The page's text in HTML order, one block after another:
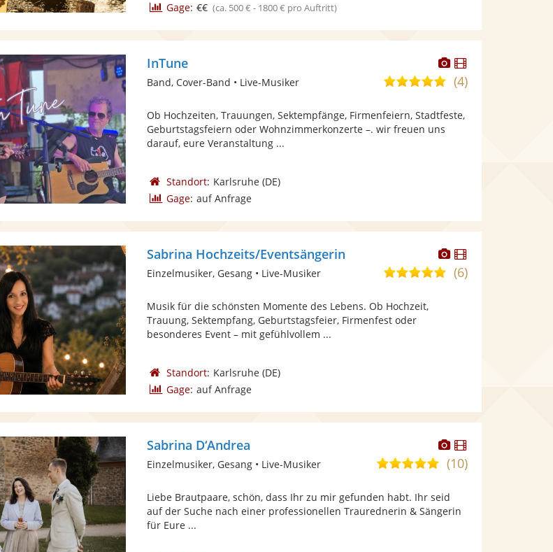
Gage: €€ (ca. 500 € - 1800 € pro Auftritt)
Dieser
Künstler
stellt
bereit.
Dieser
Künstler
InTune
4,9
5
(4)
Band, Cover-Band • Live-Musiker
Ob Hochzeiten, Trauungen, Sektempfänge, Firmenfeiern, Stadtfeste,
Geburtstagsfeiern oder Wohnzimmerkonzerte –. wir freuen uns
darauf, eure Veranstaltung ...
Standort: Karlsruhe(DE)
Gage: auf Anfrage
Dieser
Künstler
stellt
Dieser
Künstler
Sabrina Hochzeits/Eventsängerin
5,0(6)
Einzelmusiker, Gesang • Live-Musiker
Musik für die schönsten Momente des Lebens. Ob Hochzeit,
Trauung, Sektempfang, Geburtstagsfeier, Firmenfest oder
besonderes Event – mit gefühlvollem ...
Standort: Karlsruhe(DE)
Gage: auf Anfrage
Dieser
Künstler
stellt
bereit.
Dieser
Künstler
Sabrina D‘Andrea
5,0
5
Sternen
(10)
Einzelmusiker, Gesang • Live-Musiker
Liebe Brautpaare, schön, dass Ihr zu mir gefunden habt. Ihr seid
auf der Suche nach einer professionellen Traurednerin & Sängerin
für Eure ...